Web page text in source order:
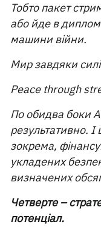
Тобто пакет
або йде в
машини війни.
Мир завдяки
Peace through
По обидва боки
результативно.
зокрема,
укладених
визначених
Четверте –
потенціал.